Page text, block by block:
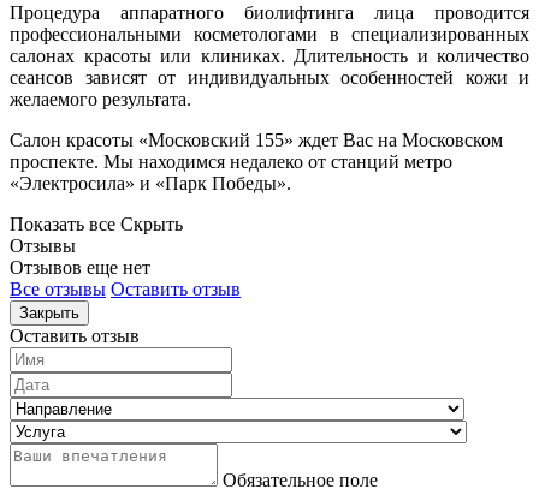
Процедура аппаратного биолифтинга лица проводится
профессиональными косметологами в специализированных
салонах красоты или клиниках. Длительность и количество
сеансов зависят от индивидуальных особенностей кожи и
желаемого результата.
Cалон красоты «Московский 155» ждет Вас на Московском
проспекте. Мы находимся недалеко от станций метро
«Электросила» и «Парк Победы».
Показать все Скрыть
Отзывы
Отзывов еще нет
Все отзывы Оставить отзыв
Закрыть
Оставить отзыв
Обязательное поле